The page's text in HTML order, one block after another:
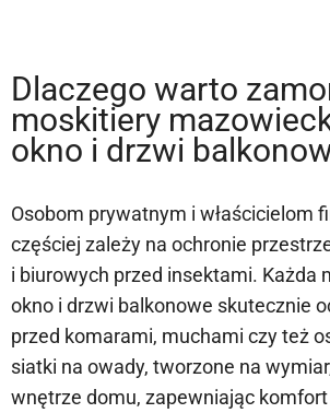
Dlaczego warto
moskitiery
okno i drzwi
Osobom prywatnym i właścicielom
częściej zależy na ochronie
i biurowych przed insektami. Każda
okno i drzwi balkonowe skutecznie
przed komarami, muchami czy też
siatki na owady, tworzone na
wnętrze domu, zapewniając